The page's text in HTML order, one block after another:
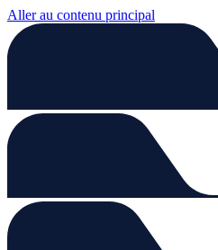
Aller au contenu principal